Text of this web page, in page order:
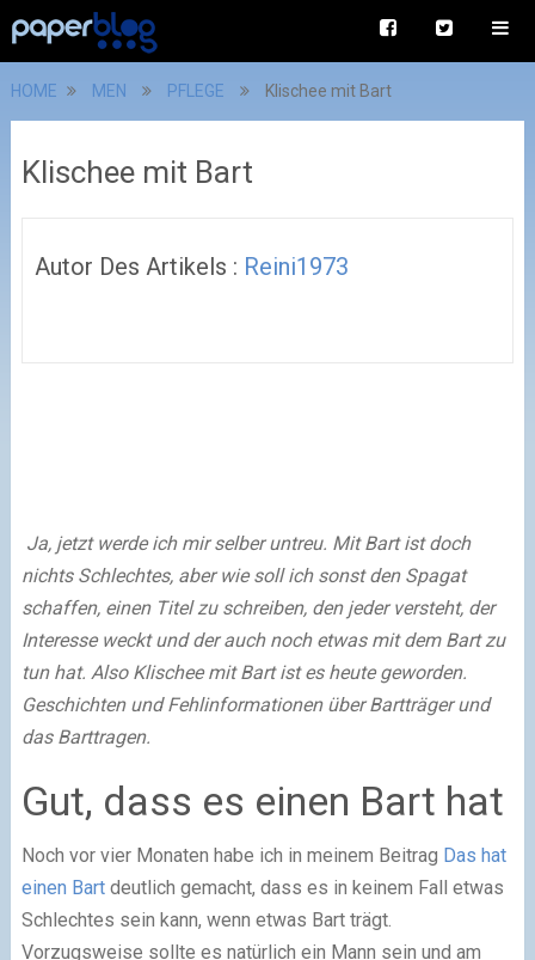
HOME MEN PFLEGE Klischee mit Bart
Klischee mit Bart
Autor Des Artikels : Reini1973
Ja, jetzt werde ich mir selber untreu. Mit Bart ist doch
nichts Schlechtes, aber wie soll ich sonst den Spagat
schaffen, einen Titel zu schreiben, den jeder versteht, der
Interesse weckt und der auch noch etwas mit dem Bart zu
tun hat. Also Klischee mit Bart ist es heute geworden.
Geschichten und Fehlinformationen über Bartträger und
das Barttragen.
Gut, dass es einen Bart hat
Noch vor vier Monaten habe ich in meinem Beitrag Das hat
einen Bartdeutlich gemacht, dass es in keinem Fall etwas
Schlechtes sein kann, wenn etwas Bart trägt.
Vorzugsweise sollte es natürlich ein Mann sein und am